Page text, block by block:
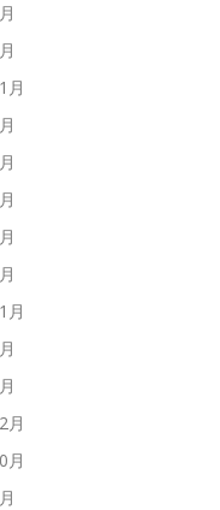
月
月
月
月